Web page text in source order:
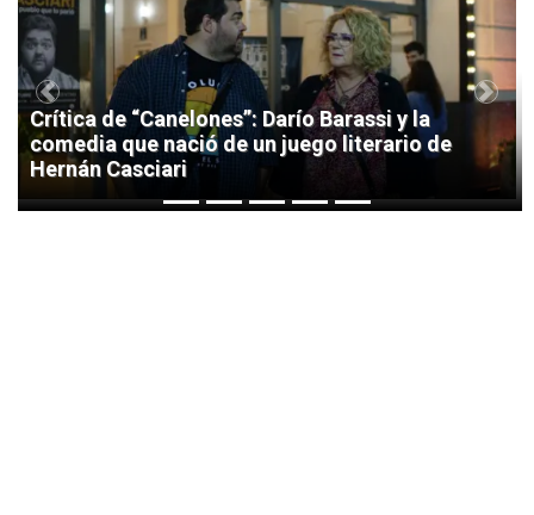
Crítica de “Canelones”: Darío Barassi y la
comedia que nació de un juego literario de
Hernán Casciari
Previous Next